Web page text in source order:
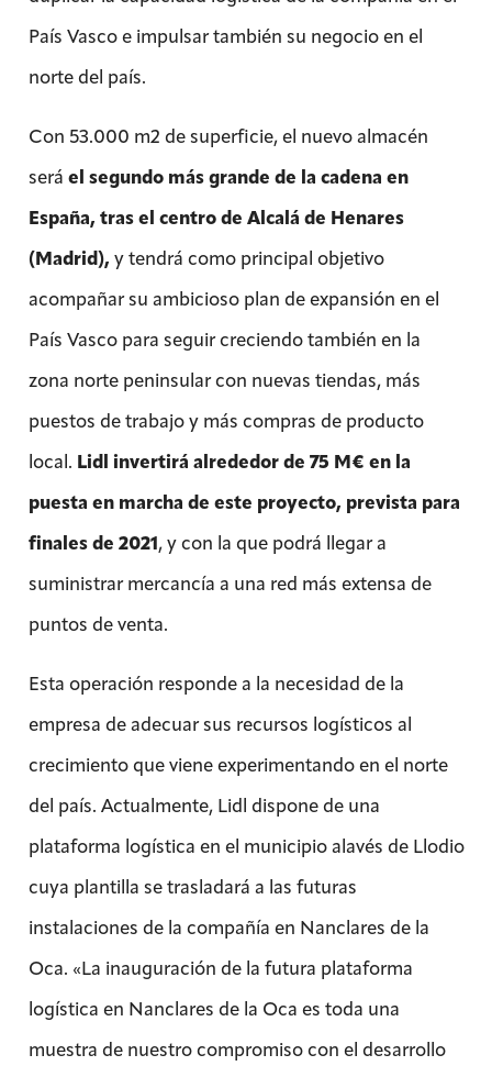
País Vasco e impulsar también su negocio en el
norte del país.
Con 53.000 m2 de superficie, el nuevo almacén
será el segundo más grande de la cadena en
España, tras el centro de Alcalá de Henares
(Madrid), y tendrá como principal objetivo
acompañar su ambicioso plan de expansión en el
País Vasco para seguir creciendo también en la
zona norte peninsular con nuevas tiendas, más
puestos de trabajo y más compras de producto
local. Lidl invertirá alrededor de 75 M€ en la
puesta en marcha de este proyecto, prevista para
finales de 2021, y con la que podrá llegar a
suministrar mercancía a una red más extensa de
puntos de venta.
Esta operación responde a la necesidad de la
empresa de adecuar sus recursos logísticos al
crecimiento que viene experimentando en el norte
del país. Actualmente, Lidl dispone de una
plataforma logística en el municipio alavés de Llodio
cuya plantilla se trasladará a las futuras
instalaciones de la compañía en Nanclares de la
Oca. «La inauguración de la futura plataforma
logística en Nanclares de la Oca es toda una
muestra de nuestro compromiso con el desarrollo